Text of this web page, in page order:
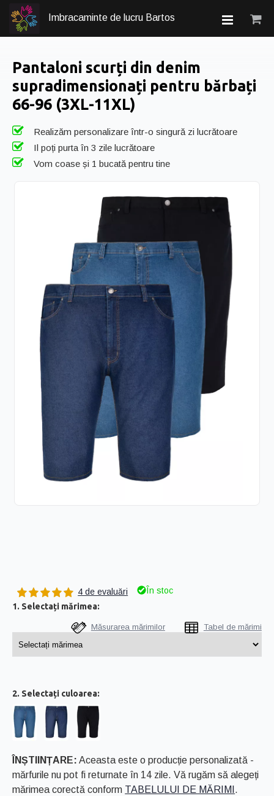
Imbracaminte de lucru Bartos
Pantaloni scurți din denim
supradimensionați pentru bărbați
66-96 (3XL-11XL)
Realizăm personalizare într-o singură zi lucrătoare
Il poți purta în 3 zile lucrătoare
Vom coase și 1 bucată pentru tine
4 de evaluări
În stoc
1. Selectați mărimea:
Măsurarea mărimilor Tabel de mărimi
2. Selectați culoarea:
ÎNȘTIINȚARE: Aceasta este o producție personalizată -
mărfurile nu pot fi returnate în 14 zile. Vă rugăm să alegeți
mărimea corectă conform TABELULUI DE MĂRIMI .